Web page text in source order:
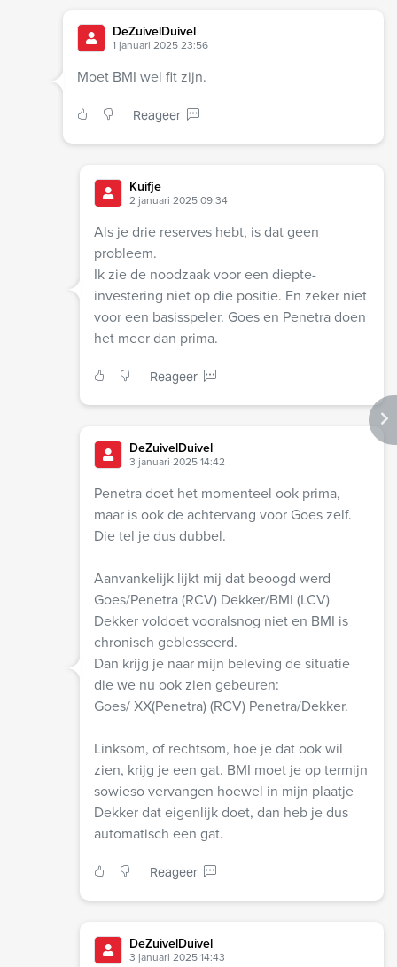
DeZuivelDuivel
1 januari 2025 23:56
Moet BMI wel fit zijn.
Reageer
Kuifje
2 januari 2025 09:34
Als je drie reserves hebt, is dat geen
probleem.
Ik zie de noodzaak voor een diepte-
investering niet op die positie. En zeker niet
voor een basisspeler. Goes en Penetra doen
het meer dan prima.
Reageer
DeZuivelDuivel
3 januari 2025 14:42
Penetra doet het momenteel ook prima,
maar is ook de achtervang voor Goes zelf.
Die tel je dus dubbel.
Aanvankelijk lijkt mij dat beoogd werd
Goes/Penetra (RCV) Dekker/BMI (LCV)
Dekker voldoet vooralsnog niet en BMI is
chronisch geblesseerd.
Dan krijg je naar mijn beleving de situatie
die we nu ook zien gebeuren:
Goes/ XX(Penetra) (RCV) Penetra/Dekker.
Linksom, of rechtsom, hoe je dat ook wil
zien, krijg je een gat. BMI moet je op termijn
sowieso vervangen hoewel in mijn plaatje
Dekker dat eigenlijk doet, dan heb je dus
automatisch een gat.
Reageer
DeZuivelDuivel
3 januari 2025 14:43